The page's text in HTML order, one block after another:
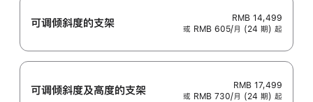
可调倾斜度的支架
RMB 14,499
或 RMB 605/月 (24 期) 起
可调倾斜度及高‍度的支‍架
RMB 17,499
或 RMB 730/月 (24 期) 起